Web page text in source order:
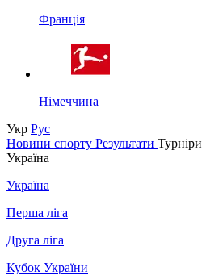
Франція
Німеччина
Укр Рус
Новини спорту Результати Турніри
Україна
Україна
Перша ліга
Друга ліга
Кубок України